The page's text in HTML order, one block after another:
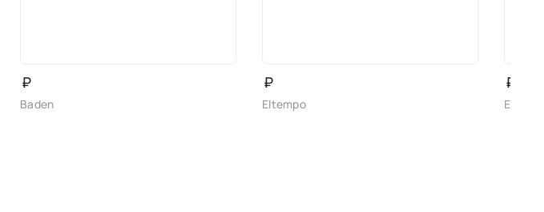
₽
Baden
₽
Eltempo
₽